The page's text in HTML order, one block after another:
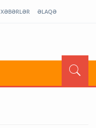
XƏBƏRLƏR ƏLAQƏ